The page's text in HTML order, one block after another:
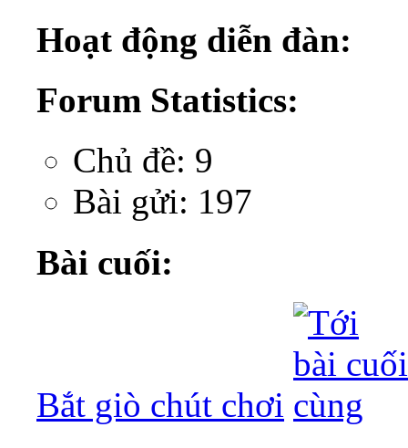
Hoạt động diễn đàn:
Forum Statistics:
Chủ đề: 9
Bài gửi: 197
Bài cuối:
Bắt giò chút chơi